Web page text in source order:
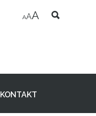
AAA
KONTAKT